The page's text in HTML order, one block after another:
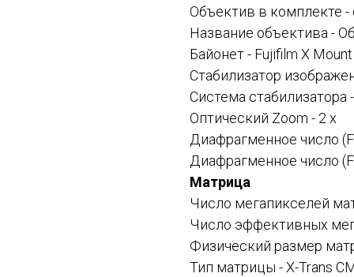
Объектив в комплекте -
Название объектива -
Байонет - Fujifilm X Mount
Стабилизатор
Система
Оптический Zoom - 2 x
Диафрагменное число
Диафрагменное число
Матрица
Число мегапикселей
Число эффективных
Физический размер
Тип матрицы - X-Trans